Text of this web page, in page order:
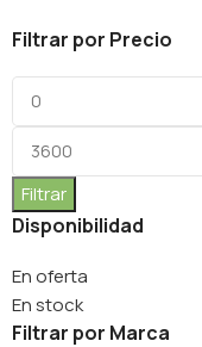
Filtrar por Precio
Filtrar
Disponibilidad
En oferta
En stock
Filtrar por Marca